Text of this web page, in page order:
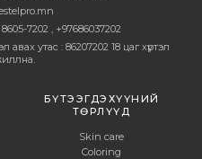
7202 , +97686037202
утас : 86207202 18 цаг хүртэл
БҮТЭЭГДЭХҮҮНИЙ
ТӨРЛҮҮД
Skin care
Coloring